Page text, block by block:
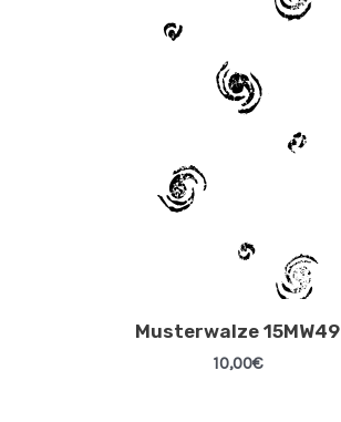
Musterwalze 15MW49
10,00€